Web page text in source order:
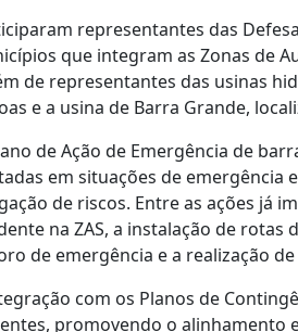
representantes das
que integram as Zonas de
de representantes das usinas
e a usina de Barra Grande,
de Ação de Emergência de
em situações de emergência
de riscos. Entre as ações já
na ZAS, a instalação de rotas
de emergência e a realização
com os Planos de
promovendo o alinhamento